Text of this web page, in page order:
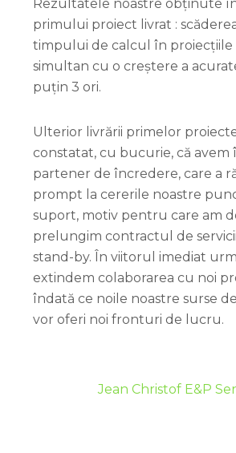
Rezultatele noastre obținute
primului proiect livrat :
timpului de calcul în proiecțiile
simultan cu o creștere a
puțin 3 ori.
Ulterior livrării primelor
constatat, cu bucurie, că avem
partener de încredere, care a
prompt la cererile noastre
suport, motiv pentru care am
prelungim contractul de
stand-by. În viitorul imediat
extindem colaborarea cu noi
îndată ce noile noastre surse
vor oferi noi fronturi de lucru.
Jean Christof E&P